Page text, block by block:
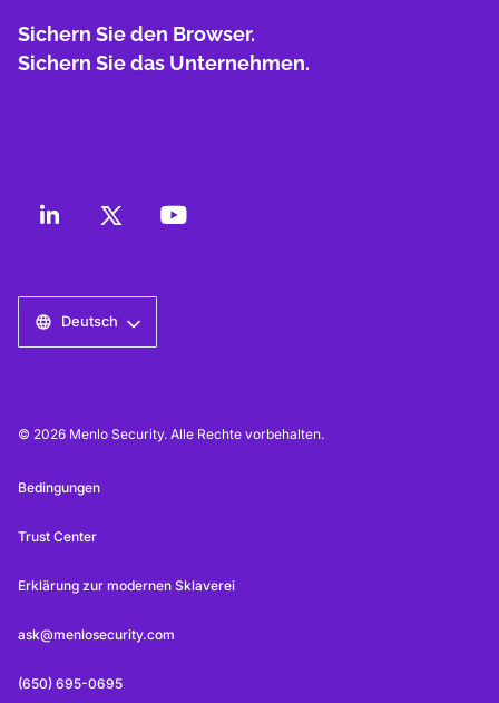
Sichern Sie den Browser.
Sichern Sie das Unternehmen.
Deutsch
© 2026 Menlo Security. Alle Rechte vorbehalten.
Bedingungen
Trust Center
Erklärung zur modernen Sklaverei
ask@menlosecurity.com
(650) 695-0695